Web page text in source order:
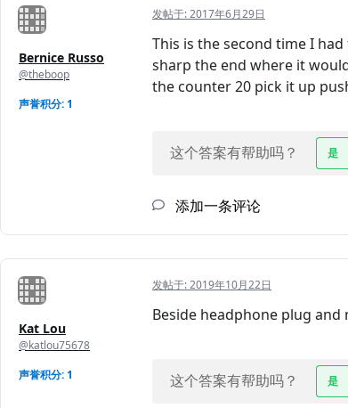
Bernice Russo
@theboop
声誉积分: 1
发帖于:2017年6月29日
This is the second time I
sharp the end where it
the counter 20 pick it up
这个答案有帮助吗？ 是
添加一条评论
Kat Lou
@katlou75678
声誉积分: 1
发帖于:2019年10月22日
Beside headphone plug
这个答案有帮助吗？ 是